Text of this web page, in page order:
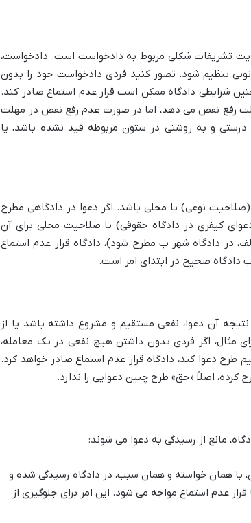
تشریفات شکلی مربوط به دادخواست است. دادخواست،
تنظیم شود. تصور کنید فردی دادخواست خود را بدون
شرایطی دادگاه ممکن است قرار عدم استماع صادر کند.
رفع نقص می دهد، اما در صورت عدم رفع نقص در مهلت
درستی و به روشنی در ستون مربوطه قید نشده باشد، یا
نوعی) یا محلی باشد. اگر دعوا در دادگاهی مطرح
کیفری در دادگاه حقوقی) یا صلاحیت محلی برای آن
در دادگاه شهر ب مطرح شود)، دادگاه قرار عدم استماع
صحیح در ابتدای امر است.
آن دعوا، نفعی مستقیم و مشروع داشته باشد یا از
مثال، اگر فردی بدون داشتن هیچ نفعی در یک معامله،
طرح دعوا کند، دادگاه قرار عدم استماع صادر خواهد کرد.
اصلاً «حق» طرح چنین دعوایی را ندارد.
مانع از رسیدگی به دعوا می شوند:
با همان خواسته و همان سبب، در دادگاه رسیدگی شده و
عدم استماع مواجه می شود. این امر برای جلوگیری از